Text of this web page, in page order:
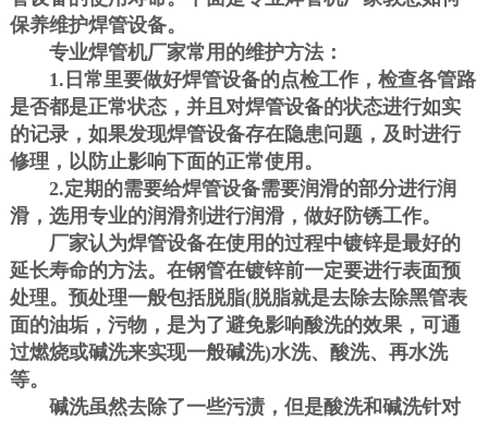
保养维护焊管设备。
专业焊管机厂家常用的维护方法：
1. 日常里要做好焊管设备的点检工作，检查各管路
是否都是正常状态，并且对焊管设备的状态进行如实
的记录，如果发现焊管设备存在隐患问题，及时进行
修理，以防止影响下面的正常使用。
2.定期的需要给焊管设备需要润滑的部分进行润
滑，选用专业的润滑剂进行润滑，做好防锈工作。
厂家认为焊管设备在使用的过程中镀锌是最好的
延长寿命的方法。在钢管在镀锌前一定要进行表面预
处理。预处理一般包括脱脂(脱脂就是去除去除黑管表
面的油垢，污物，是为了避免影响酸洗的效果，可通
过燃烧或碱洗来实现一般碱洗)水洗、酸洗、再水洗
等。
碱洗虽然去除了一些污渍，但是酸洗和碱洗针对